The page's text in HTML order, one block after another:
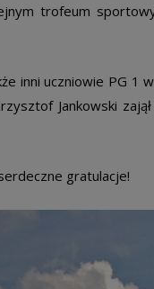
trofeum
inni uczniowie PG 1
Jankowski
gratulacje!